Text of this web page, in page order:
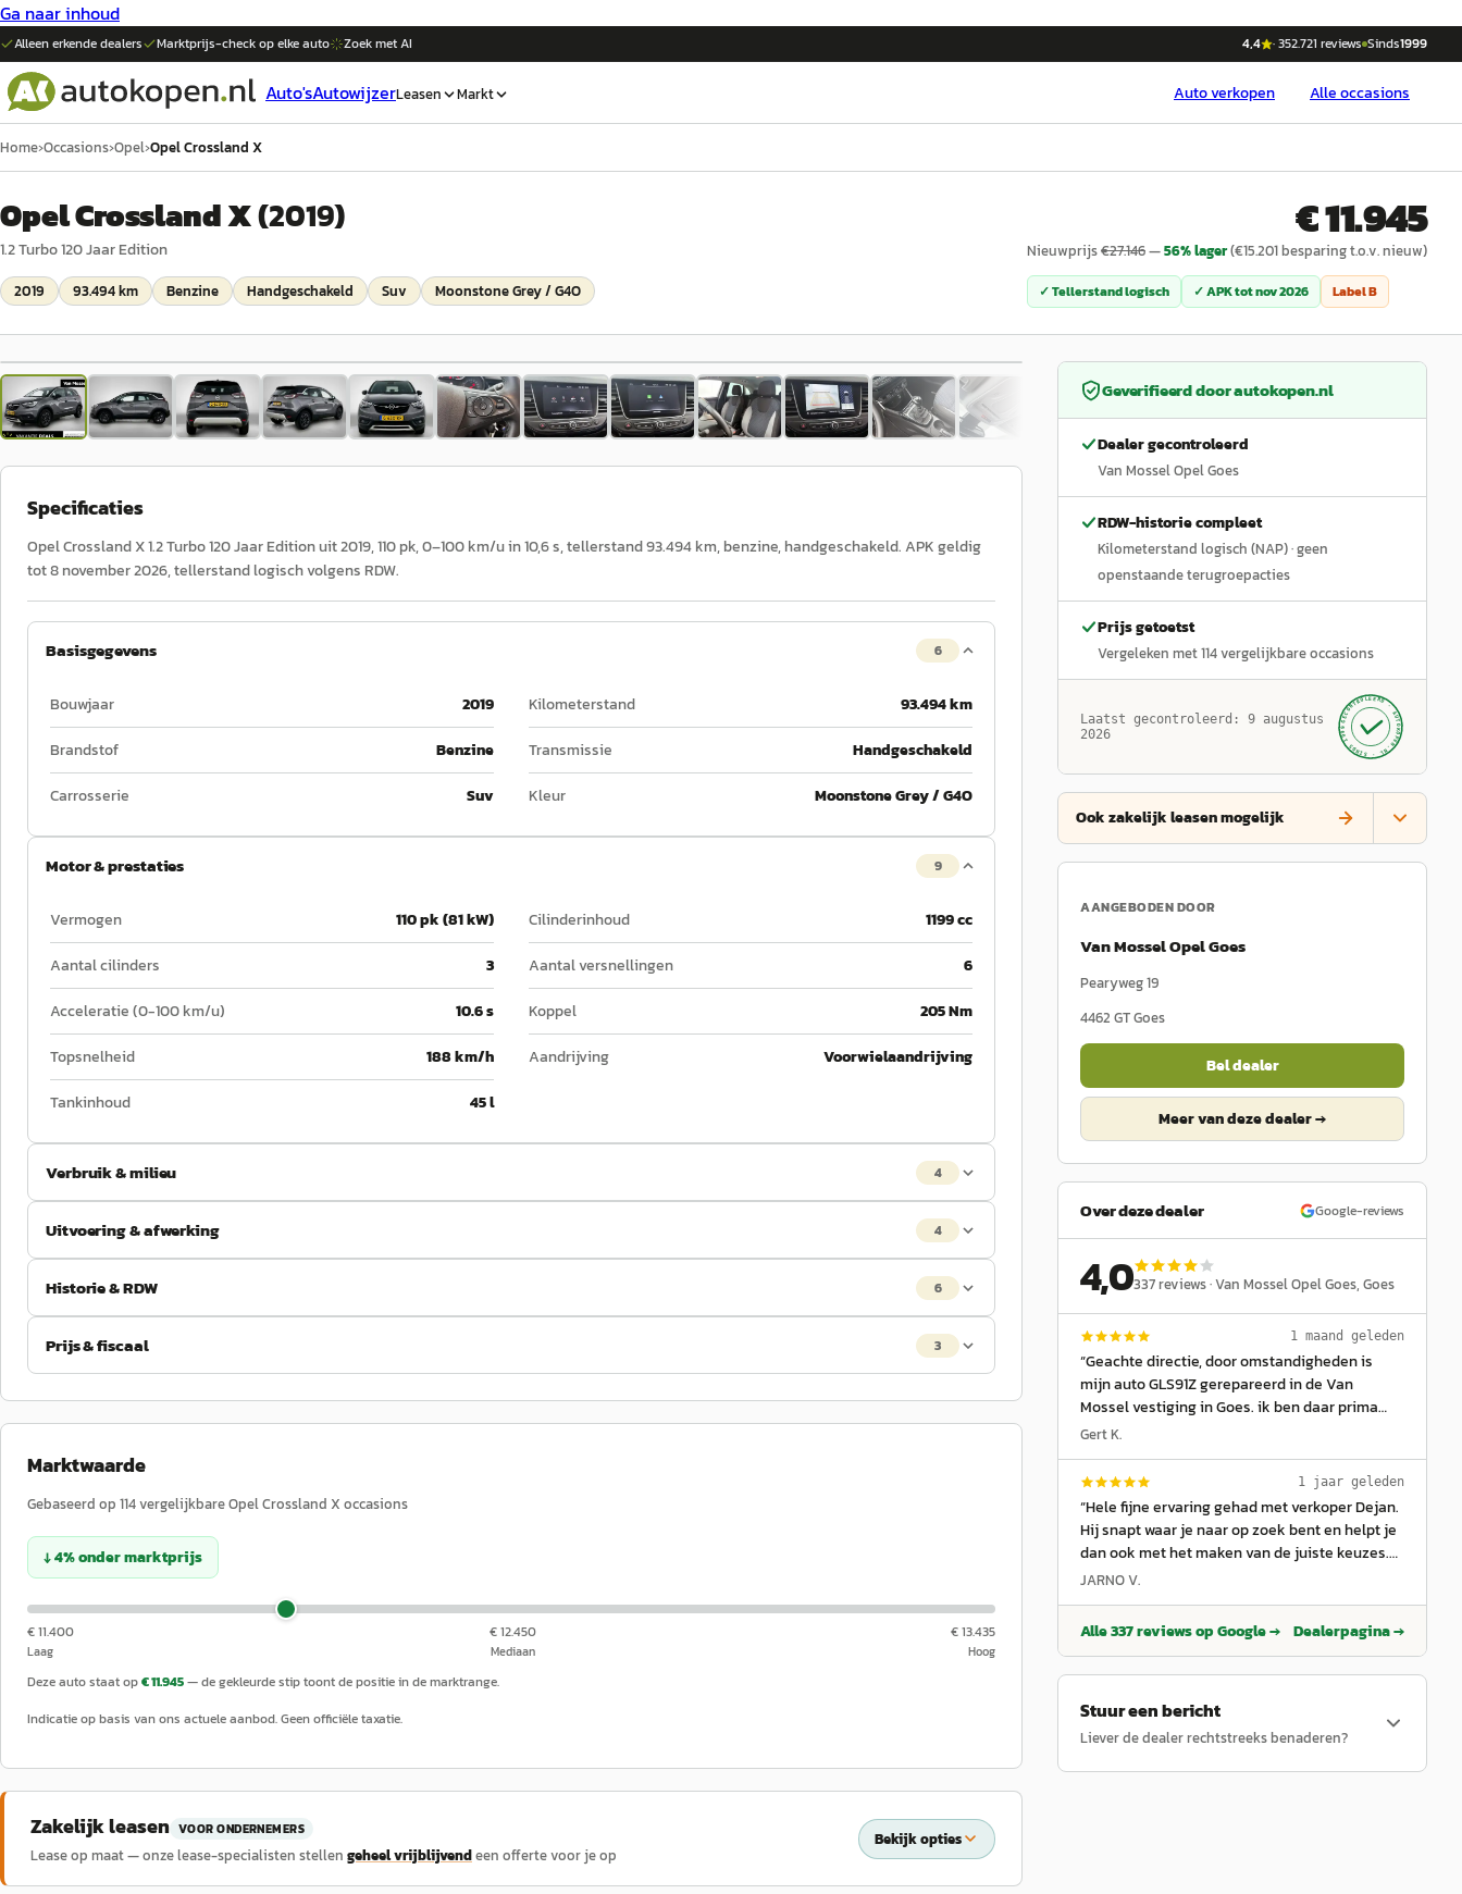
Ga naar inhoud
Alleen erkende dealers Marktprijs-check op elkeauto Zoek met AI 4,4 ·352.721 reviews Sinds1999
Auto'sAutowijzerLeasen Markt Autoverkopen Alle occasions
Home›Occasions›Opel›Opel Crossland X
Opel Crossland X(2019)
1.2 Turbo 120 Jaar Edition
€ 11.945
Nieuwprijs€27.146—56% lager(€15.201besparing t.o.v. nieuw)
✓ Tellerstand logisch ✓ APK totnov 2026 LabelB
2019 93.494 km Benzine Handgeschakeld Suv Moonstone Grey / G4O
1/34
Specificaties
Opel Crossland X 1.2 Turbo 120 Jaar Edition uit 2019, 110 pk, 0–100 km/u in 10,6 s, tellerstand 93.494 km, benzine, handgeschakeld. APK geldig
tot 8 november 2026, tellerstand logisch volgens RDW.
Basisgegevens 6
Bouwjaar 2019 Kilometerstand
93.494 km
Brandstof
Benzine Transmissie
Handgeschakeld
Carrosserie
Suv Kleur Moonstone Grey / G4O
Motor & prestaties 9
Vermogen 110 pk (81 kW) Cilinderinhoud
1199 cc
Aantal cilinders
3 Aantal versnellingen
6
Acceleratie (0-100 km/u)
10.6 s Koppel
205 Nm
Topsnelheid
188 km/h Aandrijving
Voorwielaandrijving
Tankinhoud
45 l
Verbruik & milieu 4
Uitvoering & afwerking 4
Historie & RDW 6
Prijs & fiscaal 3
Marktwaarde
Gebaseerd op 114vergelijkbareOpelCrossland X occasions
↓4%ondermarktprijs
€ 11.400
Laag
€ 12.450
Mediaan
€ 13.435
Hoog
Deze auto staat op€ 11.945— de gekleurde stip toont de positie in de marktrange.
Indicatie op basis van ons actuele aanbod. Geen officiële taxatie.
Zakelijk leasen VOOR ONDERNEMERS
Lease op maat — onze lease-specialisten stellen geheel vrijblijvendeen offerte voor je op
Bekijk opties
Geverifieerd doorautokopen.nl
Dealer gecontroleerd
Van Mossel Opel Goes
RDW-historie compleet
Kilometerstand logisch (NAP)· geen
openstaande terugroepacties
Prijs getoetst
Vergeleken met114vergelijkbare occasions
Laatst gecontroleerd: 9 augustus
2026
GECONTROLEERD ·
AUTOKOPEN.NL
· SINDS 1999 ·
Ook zakelijk leasen mogelijk
AANGEBODEN DOOR
Van Mossel Opel Goes
Pearyweg 19
4462 GTGoes
Bel dealer
Meer van deze dealer →
Over deze dealer Google-reviews
4,0337reviews ·Van Mossel Opel Goes, Goes
1 maand geleden
“Geachte directie, door omstandigheden is
mijn auto GLS91Z gerepareerd in de Van
Mossel vestiging in Goes. ik ben daar prima
geholpen. aardige mensen, Met name wil ik
bedrijf op een goede en professionele manier,
Gert van Kralingen
Gert K.
1 jaar geleden
“Hele fijne ervaring gehad met verkoper Dejan.
Hij snapt waar je naar op zoek bent en helpt je
dan ook met het maken van de juiste keuzes.
Heeft veel kennis van de auto’s en kan je
een autodealer waar ze niet alleen maar mooie
praatjes hebben, maar ze echt aandacht voor
JARNO V.
Alle337reviews op Google → Dealerpagina →
Stuur een bericht
Liever de dealer rechtstreeks benaderen?